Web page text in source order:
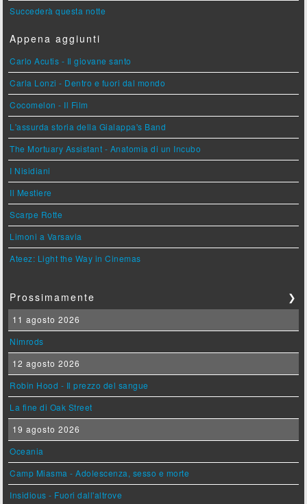
Succederà questa notte
Appena aggiunti
Carlo Acutis - Il giovane santo
Carla Lonzi - Dentro e fuori dal mondo
Cocomelon - Il Film
L'assurda storia della Gialappa's Band
The Mortuary Assistant - Anatomia di un Incubo
I Nisidiani
Il Mestiere
Scarpe Rotte
Limoni a Varsavia
Ateez: Light the Way in Cinemas
Prossimamente ❯
11 agosto 2026
Nimrods
12 agosto 2026
Robin Hood - Il prezzo del sangue
La fine di Oak Street
19 agosto 2026
Oceania
Camp Miasma - Adolescenza, sesso e morte
Insidious - Fuori dall'altrove